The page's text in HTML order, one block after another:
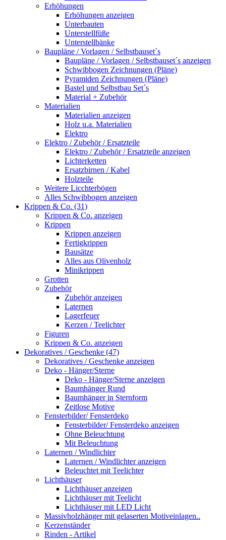
Erhöhungen
Erhöhungen anzeigen
Unterbauten
Unterstellfüße
Unterstellbänke
Baupläne / Vorlagen / Selbstbauset´s
Baupläne / Vorlagen / Selbstbauset´s anzeigen
Schwibbogen Zeichnungen (Pläne)
Pyramiden Zeichnungen (Pläne)
Bastel und Selbstbau Set´s
Material + Zubehör
Materialien
Materialien anzeigen
Holz u.a. Materialien
Elektro
Elektro / Zubehör / Ersatzteile
Elektro / Zubehör / Ersatzteile anzeigen
Lichterketten
Ersatzbirnen / Kabel
Holzteile
Weitere Licchterbögen
Alles Schwibbogen anzeigen
Krippen & Co. (31)
Krippen & Co. anzeigen
Krippen
Krippen anzeigen
Fertigkrippen
Bausätze
Alles aus Olivenholz
Minikrippen
Grotten
Zubehör
Zubehör anzeigen
Laternen
Lagerfeuer
Kerzen / Teelichter
Figuren
Krippen & Co. anzeigen
Dekoratives / Geschenke (47)
Dekoratives / Geschenke anzeigen
Deko - Hänger/Sterne
Deko - Hänger/Sterne anzeigen
Baumhänger Rund
Baumhänger in Sternform
Zeitlose Motive
Fensterbilder/ Fensterdeko
Fensterbilder/ Fensterdeko anzeigen
Ohne Beleuchtung
Mit Beleuchtung
Laternen / Windlichter
Laternen / Windlichter anzeigen
Beleuchtet mit Teelichter
Lichthäuser
Lichthäuser anzeigen
Lichthäuser mit Teelicht
Lichthäuser mit LED Licht
Massivholzhänger mit gelaserten Motiveinlagen..
Kerzenständer
Rinden - Artikel